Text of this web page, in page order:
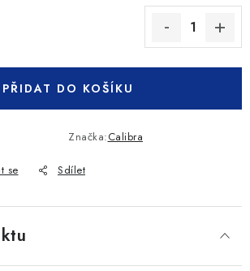
PŘIDAT DO KOŠÍKU
Značka:Calibra
se Sdílet